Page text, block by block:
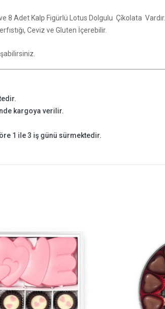
8 Adet Kalp Figürlü Lotus Dolgulu Çi̇kolata Vardır.
Ceviz ve Gluten İçerebilir.
kargoya verilir.
1 ile 3 iş günü sürmektedir.